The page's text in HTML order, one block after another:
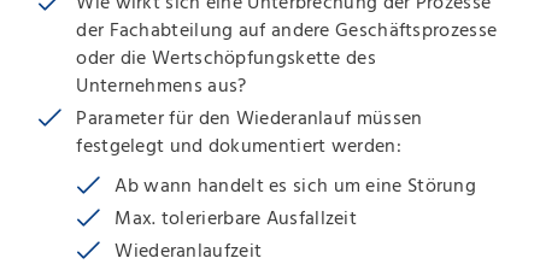
der Fachabteilung auf andere Geschäftsprozesse
oder die Wertschöpfungskette des
Unternehmens aus?
Parameter für den Wiederanlauf müssen
festgelegt und dokumentiert werden:
Ab wann handelt es sich um eine Störung
Max. tolerierbare Ausfallzeit
Wiederanlaufzeit